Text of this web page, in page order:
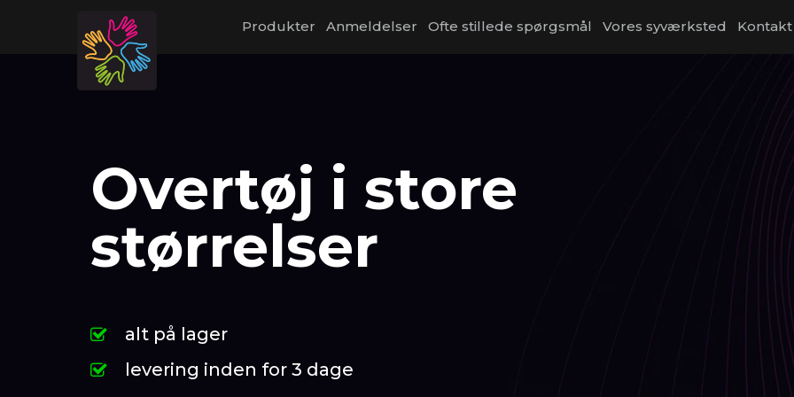
Produkter Anmeldelser Ofte stillede spørgsmål Vores syværksted Kontakt
Overtøj i store
størrelser
alt på lager
levering inden for 3 dage